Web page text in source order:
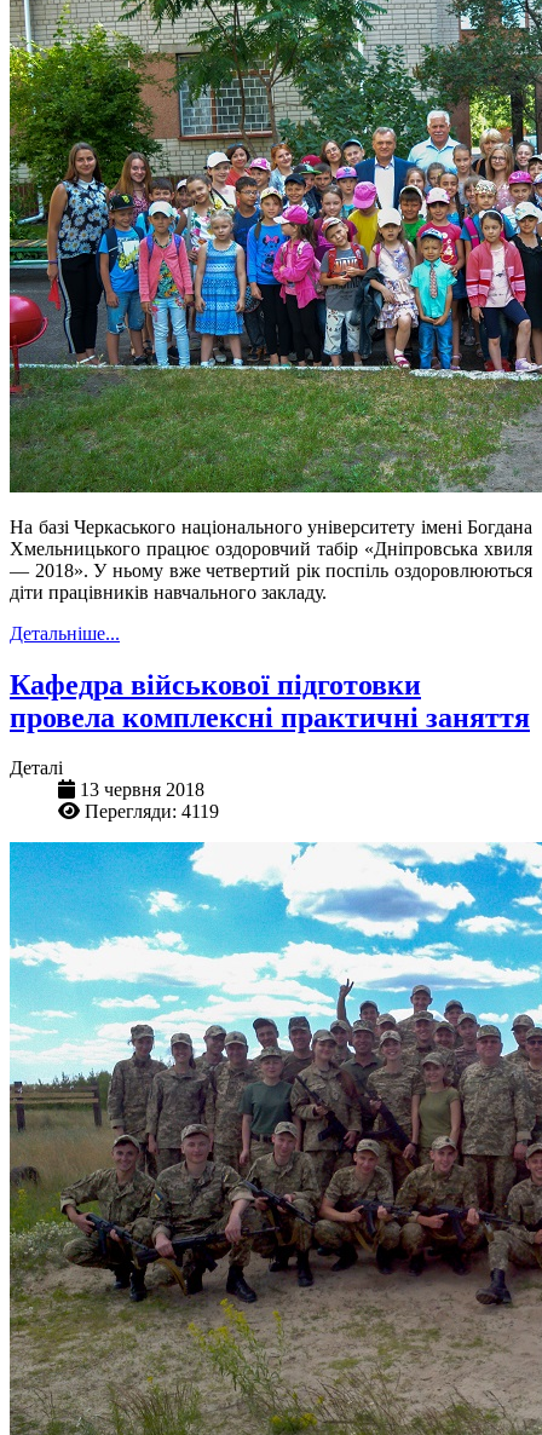
На базі Черкаського національного університету імені Богдана
Хмельницького працює оздоровчий табір «Дніпровська хвиля
— 2018». У ньому вже четвертий рік поспіль оздоровлюються
діти працівників навчального закладу.
Детальніше...
Кафедра військової підготовки
провела комплексні практичні заняття
Деталі
13 червня 2018
Перегляди: 4119